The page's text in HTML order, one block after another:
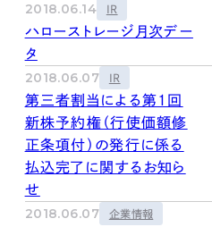
2018.06.14 IR
ハローストレージ月次デー
タ
2018.06.07 IR
第三者割当による第１回
新株予約権（行使価額修
正条項付）の発行に係る
払込完了に関するお知ら
せ
2018.06.07 企業情報